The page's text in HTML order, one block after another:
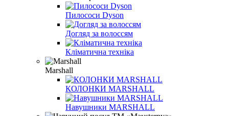
Пилососи Dyson
Догляд за волоссям
Кліматична техніка
Marshall
КОЛОНКИ MARSHALL
Навушники MARSHALL